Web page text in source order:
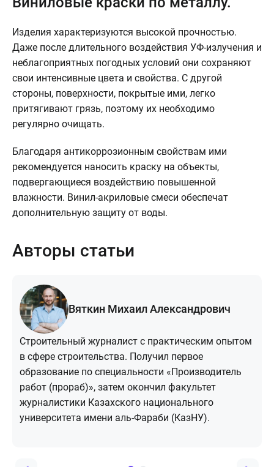
Изделия характеризуются высокой прочностью.
Даже после длительного воздействия УФ-излучения и
неблагоприятных погодных условий они сохраняют
свои интенсивные цвета и свойства. С другой
стороны, поверхности, покрытые ими, легко
притягивают грязь, поэтому их необходимо
регулярно очищать.
Благодаря антикоррозионным свойствам ими
рекомендуется наносить краску на объекты,
подвергающиеся воздействию повышенной
влажности. Винил-акриловые смеси обеспечат
дополнительную защиту от воды.
Авторы статьи
Вяткин Михаил Александрович
Строительный журналист с практическим опытом
в сфере строительства. Получил первое
образование по специальности «Производитель
работ (прораб)», затем окончил факультет
журналистики Казахского национального
университета имени аль-Фараби (КазНУ).